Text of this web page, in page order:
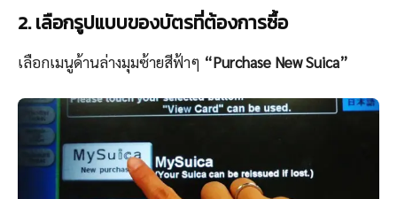
2. เลือกรูปแบบของบัตรที่ต้องการซื้อ
เลือกเมนูด้านล่างมุมซ้ายสีฟ้าๆ “Purchase New Suica”